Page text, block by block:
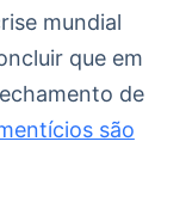
mundial
que em
de
são